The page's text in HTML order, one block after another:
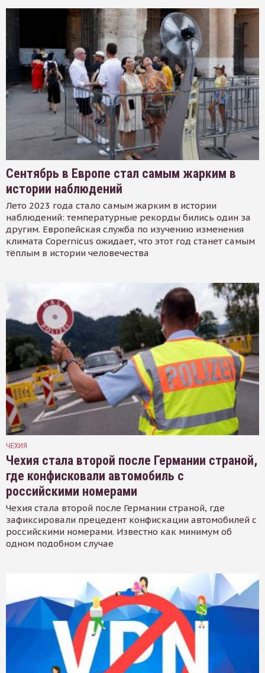
Сентябрь в Европе стал самым жарким в
истории наблюдений
Лето 2023 года стало самым жарким в истории
наблюдений: температурные рекорды бились один за
другим. Европейская служба по изучению изменения
климата Copernicus ожидает, что этот год станет самым
тёплым в истории человечества
ЧЕХИЯ
Чехия стала второй после Германии страной,
где конфисковали автомобиль с
российскими номерами
Чехия стала второй после Германии страной, где
зафиксировали прецедент конфискации автомобилей с
российскими номерами. Известно как минимум об
одном подобном случае